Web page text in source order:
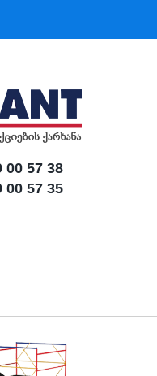
00 57 38
00 57 35